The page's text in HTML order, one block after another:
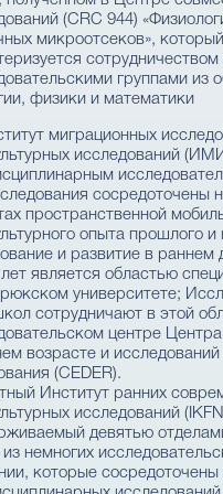
(CRC 944)
микроотсеков», который
группами из
физики и математики
миграционных
исследований
сосредоточены
пространственной
опыта прошлого и
и развитие в раннем
является областью
университете;
сотрудничают в этой
центре
возрасте и исследований
(CEDER).
Институт ранних
исследований
девятью
немногих
которые